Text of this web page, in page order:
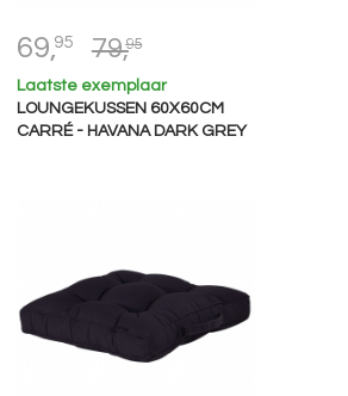
69,95 79,95
Laatste exemplaar
LOUNGEKUSSEN 60X60CM
CARRÉ - HAVANA DARK GREY